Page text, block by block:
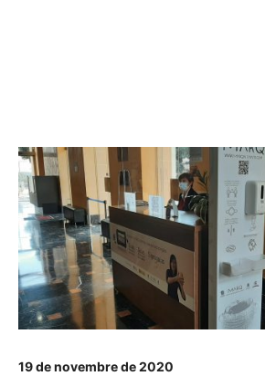
19 de novembre de 2020